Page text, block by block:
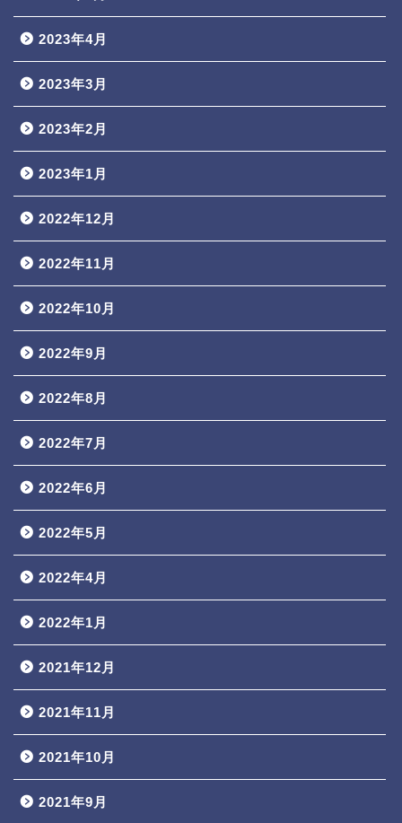
2023年4月
2023年3月
2023年2月
2023年1月
2022年12月
2022年11月
2022年10月
2022年9月
2022年8月
2022年7月
2022年6月
2022年5月
2022年4月
2022年1月
2021年12月
2021年11月
2021年10月
2021年9月